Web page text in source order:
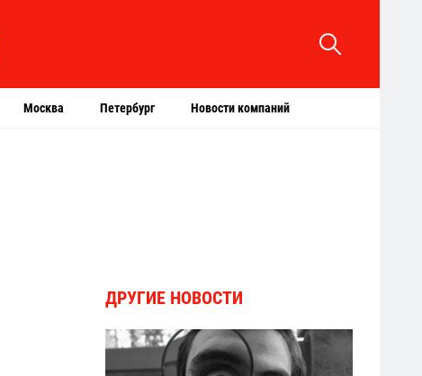
Москва Петербург Новости компаний
ДРУГИЕ НОВОСТИ